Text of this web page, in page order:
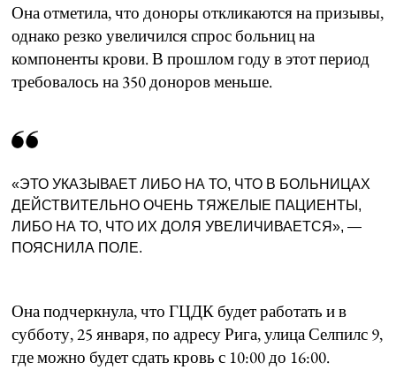
Она отметила, что доноры откликаются на призывы,
однако резко увеличился спрос больниц на
компоненты крови. В прошлом году в этот период
требовалось на 350 доноров меньше.
«ЭТО УКАЗЫВАЕТ ЛИБО НА ТО, ЧТО В БОЛЬНИЦАХ
ДЕЙСТВИТЕЛЬНО ОЧЕНЬ ТЯЖЕЛЫЕ ПАЦИЕНТЫ,
ЛИБО НА ТО, ЧТО ИХ ДОЛЯ УВЕЛИЧИВАЕТСЯ», —
ПОЯСНИЛА ПОЛЕ.
Она подчеркнула, что ГЦДК будет работать и в
субботу, 25 января, по адресу Рига, улица Селпилс 9,
где можно будет сдать кровь с 10:00 до 16:00.